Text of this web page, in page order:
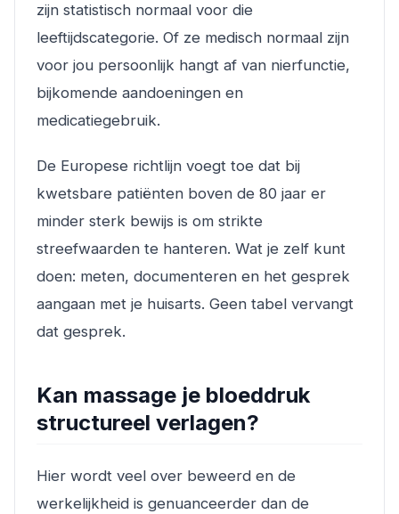
zijn statistisch normaal voor die
leeftijdscategorie. Of ze medisch normaal zijn
voor jou persoonlijk hangt af van nierfunctie,
bijkomende aandoeningen en
medicatiegebruik.
De Europese richtlijn voegt toe dat bij
kwetsbare patiënten boven de 80 jaar er
minder sterk bewijs is om strikte
streefwaarden te hanteren. Wat je zelf kunt
doen: meten, documenteren en het gesprek
aangaan met je huisarts. Geen tabel vervangt
dat gesprek.
Kan massage je bloeddruk
structureel verlagen?
Hier wordt veel over beweerd en de
werkelijkheid is genuanceerder dan de